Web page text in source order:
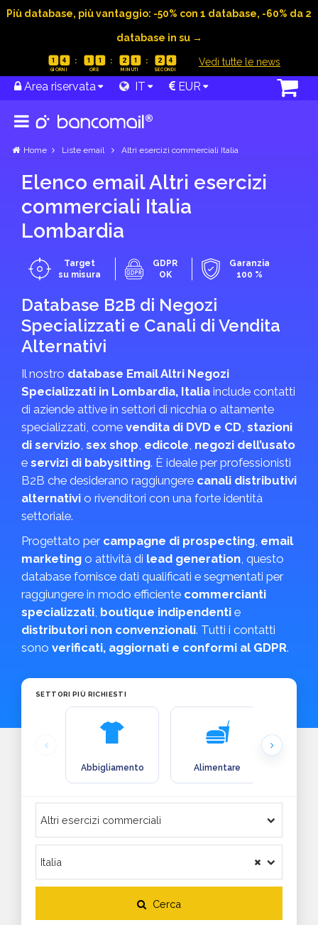
Più database, più vantaggio: -50% con 1 database, -60% da 2
database in su →
1 4 1 1 2 1 2 3 Vedi tutte le news
Area riservata IT EUR
Home Liste email Altri esercizi commerciali Italia
Elenco email Altri esercizi
commerciali Italia
Lombardia
Target
su misura
GDPR
OK
Garanzia
100 %
Database B2B di Negozi
Specializzati e Canali di Vendita
Alternativi
Il nostro database Email Altri Negozi
Specializzati in Lombardia, Italia include contatti
di aziende attive in settori di nicchia o altamente
specializzati, come vendita di DVD e CD, stazioni
di servizio, sex shop, edicole, negozi dell’usato
e servizi di babysitting. È ideale per professionisti
B2B che desiderano raggiungere canali distributivi
alternativi o rivenditori con una forte identità
settoriale.
Progettato per campagne di prospecting, email
marketing o attività di lead generation, questo
database fornisce dati qualificati e segmentati per
raggiungere in modo efficiente commercianti
specializzati, boutique indipendenti e
distributori non convenzionali. Tutti i contatti
sono verificati, aggiornati e conformi al GDPR.
SETTORI PIÙ RICHIESTI
Abbigliamento Alimentare
Cerca